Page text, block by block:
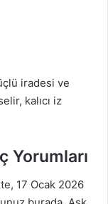
iradesi ve
kalıcı iz
Yorumları
17 Ocak 2026